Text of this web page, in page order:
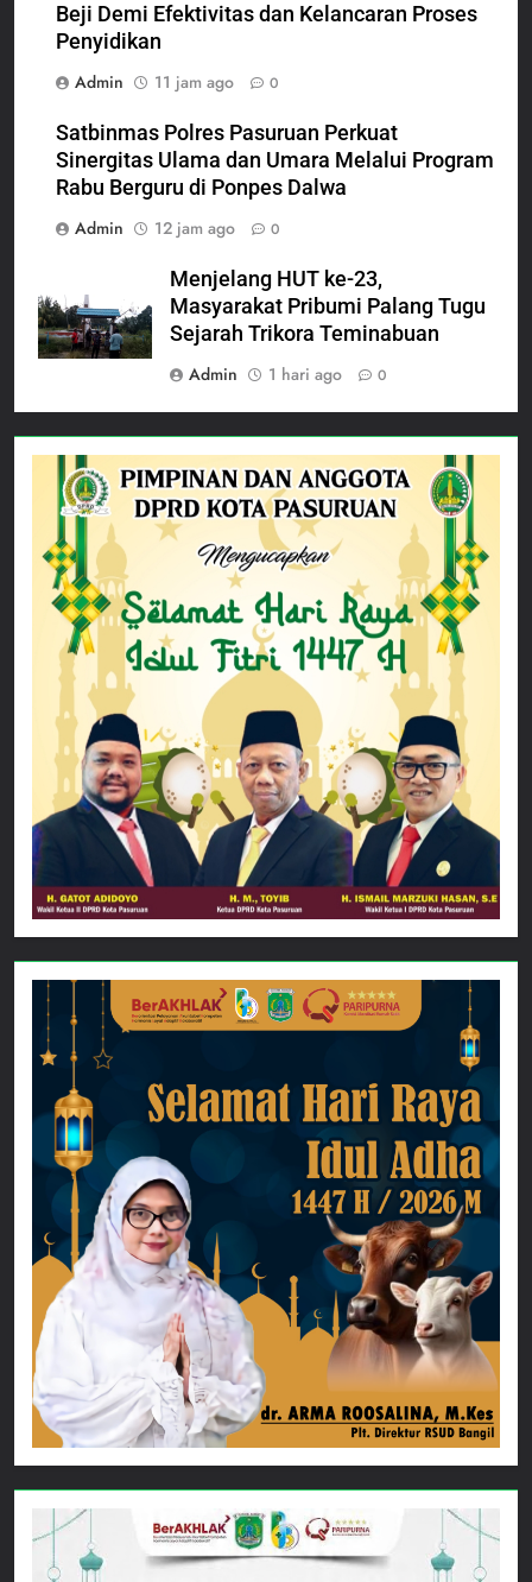
Beji Demi Efektivitas dan Kelancaran Proses
Penyidikan
Admin
11 jam ago 0
Satbinmas Polres Pasuruan Perkuat
Sinergitas Ulama dan Umara Melalui Program
Rabu Berguru di Ponpes Dalwa
Admin
12 jam ago 0
Menjelang HUT ke-23,
Masyarakat Pribumi Palang Tugu
Sejarah Trikora Teminabuan
Admin
1 hari ago 0